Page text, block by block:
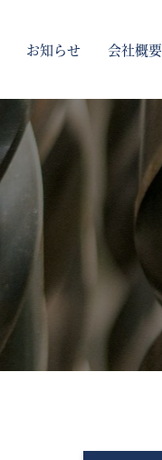
保全設備
お知らせ 会社概要